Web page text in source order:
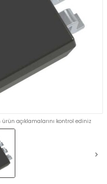
açıklamalarını kontrol ediniz